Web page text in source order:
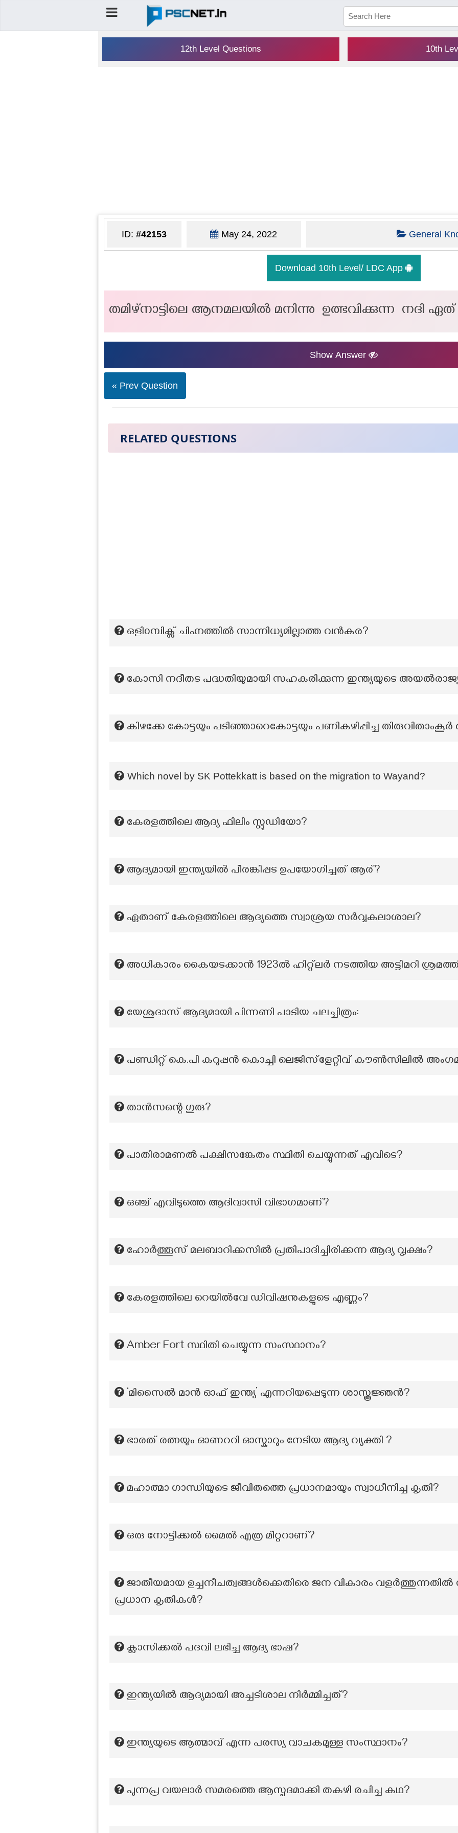
12th Level Questions 10th
ID: #42153 May 24, 2022 General
Download 10th Level/ LDC App
തമിഴ്നാട്ടിലെ ആനമലയിൽ മനിന്നു ഉത്ഭവിക്കുന്ന നദി ഏത്
Show Answer
« Prev Question
RELATED QUESTIONS
ഒളി൦മ്പിക്സ് ചിഹ്നത്തിൽ സാന്നിധ്യമില്ലാത്ത വൻകര?
കോസി നദീതട പദ്ധതിയുമായി സഹകരിക്കുന്ന ഇന്ത്യയുടെ
കിഴക്കേ കോട്ടയും പടിഞ്ഞാറെകോട്ടയും പണികഴിപ്പിച്ച
Which novel by SK Pottekkatt is based on the migration to Wayand?
കേരളത്തിലെ ആദ്യ ഫിലിം സ്റ്റുഡിയോ?
ആദ്യമായി ഇന്ത്യയില്‍ പീരങ്കിപ്പട ഉപയോഗിച്ചത് ആര്?
ഏതാണ് കേരളത്തിലെ ആദ്യത്തെ സ്വാശ്രയ സർവ്വകലാശാല?
അധികാരം കൈയടക്കാൻ 1923ൽ ഹിറ്റ്‌ലർ നടത്തിയ അട്ടിമറി
യേശുദാസ് ആദ്യമായി പിന്നണി പാടിയ ചലച്ചിത്രം:
പണ്ഡിറ്റ് കെ.പി കറുപ്പൻ കൊച്ചി ലെജിസ്ളേറ്റീവ് കൗൺസിലിൽ
താൻസന്റെ ഗുരു?
പാതിരാമണൽ പക്ഷിസങ്കേതം സ്ഥിതി ചെയ്യുന്നത് എവിടെ?
ഒഞ്ച് എവിടുത്തെ ആദിവാസി വിഭാഗമാണ്?
ഹോർത്തൂസ് മലബാറിക്കസിൽ പ്രതിപാദിച്ചിരിക്കന്ന ആദ്യ വൃക്ഷം?
കേരളത്തിലെ റെയിൽവേ ഡിവിഷനുകളുടെ എണ്ണം?
Amber Fort സ്ഥിതി ചെയ്യുന്ന സംസ്ഥാനം?
‘മിസൈൽ മാൻ ഓഫ് ഇന്ത്യ’ എന്നറിയപ്പെടുന്ന ശാസ്ത്രജ്ഞൻ?
ഭാരത് രത്നയും ഓണററി ഓസ്കാറും നേടിയ ആദ്യ വ്യക്തി ?
മഹാത്മാ ഗാന്ധിയുടെ ജീവിതത്തെ പ്രധാനമായും സ്വാധീനിച്ച കൃതി?
ഒരു നോട്ടിക്കൽ മൈൽ എത്ര മീറ്ററാണ്?
ജാതീയമായ ഉച്ചനീചത്വങ്ങൾക്കെതിരെ ജന വികാരം
പ്രധാന കൃതികൾ?
ക്ലാസിക്കല്‍ പദവി ലഭിച്ച ആദ്യ ഭാഷ?
ഇന്ത്യയിൽ ആദ്യമായി അച്ചടിശാല നിർമ്മിച്ചത്?
ഇന്ത്യയുടെ ആത്മാവ് എന്ന പരസ്യ വാചകമുള്ള സംസ്ഥാനം?
പുന്നപ്ര വയലാർ സമരത്തെ ആസ്പദമാക്കി തകഴി രചിച്ച കഥ?